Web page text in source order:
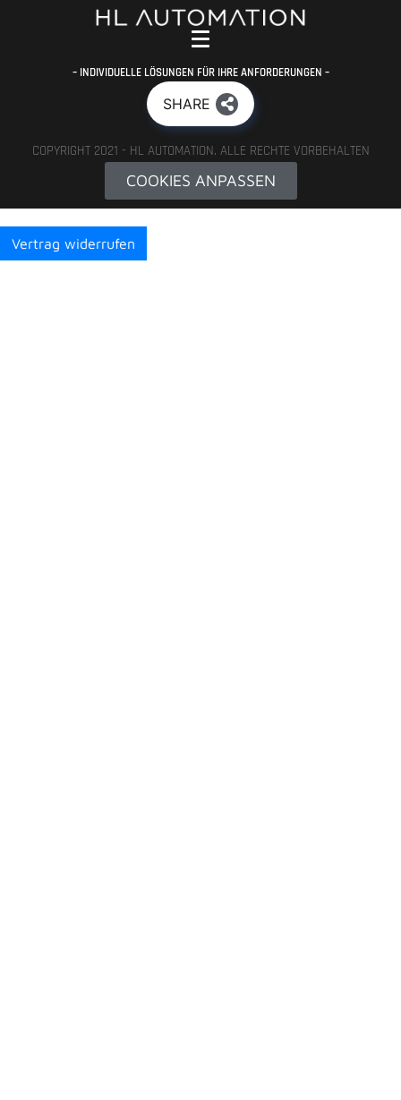
– INDIVIDUELLE LÖSUNGEN FÜR IHRE ANFORDERUNGEN –
SHARE
COPYRIGHT 2021 - HL AUTOMATION. ALLE RECHTE VORBEHALTEN
COOKIES ANPASSEN
Vertrag widerrufen